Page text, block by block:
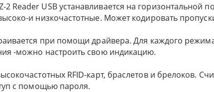
2 Reader USB устанавливается на
и низкочастотные. Может кодировать
при помощи драйвера. Для каждого
-можно настроить свою индикацию.
RFID-карт, браслетов и
с помощью пароля.